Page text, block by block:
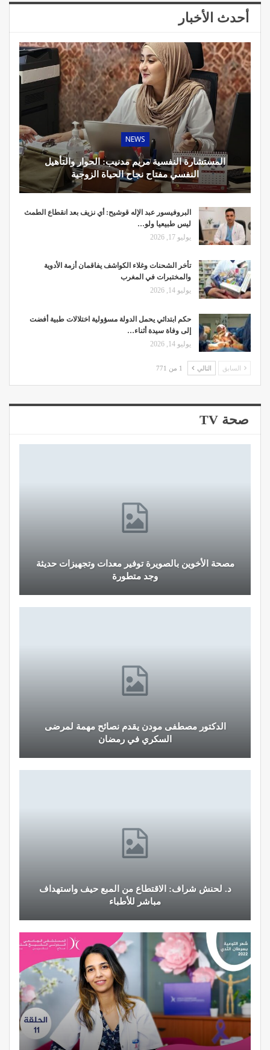
أحدث الأخبار
NEWS
المستشارة النفسية مريم مدنيب: الحوار والتأهيل
النفسي مفتاح نجاح الحياة الزوجية
البروفيسور عبد الإله قوشيح: أي نزيف بعد انقطاع الطمث
ليس طبيعيا ولو…
يوليو 17, 2026
تأخر الشحنات وغلاء الكواشف يفاقمان أزمة الأدوية
والمختبرات في المغرب
يوليو 14, 2026
حكم ابتدائي يحمل الدولة مسؤولية اختلالات طبية أفضت
إلى وفاة سيدة أثناء…
يوليو 14, 2026
السابق التالي 1 من 771
صحة TV
مصحة الأخوين بالصويرة توفير معدات وتجهيزات حديثة
وجد متطورة
الدكتور مصطفى مودن يقدم نصائح مهمة لمرضى
السكري في رمضان
د. لحنش شراف: الاقتطاع من المبع حيف واستهداف
مباشر للأطباء